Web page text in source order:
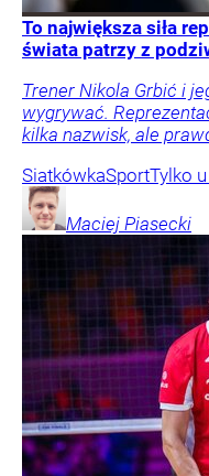
To największa siła
świata patrzy z
Trener Nikola Grbić i
wygrywać.
kilka nazwisk, ale
SiatkówkaSportTylko
Maciej Piasecki